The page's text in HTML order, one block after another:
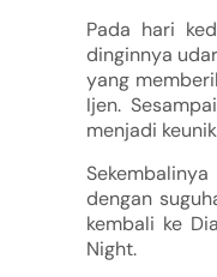
Pada hari
dinginnya
yang
Ijen.
menjadi
dengan
kembali ke
Night.